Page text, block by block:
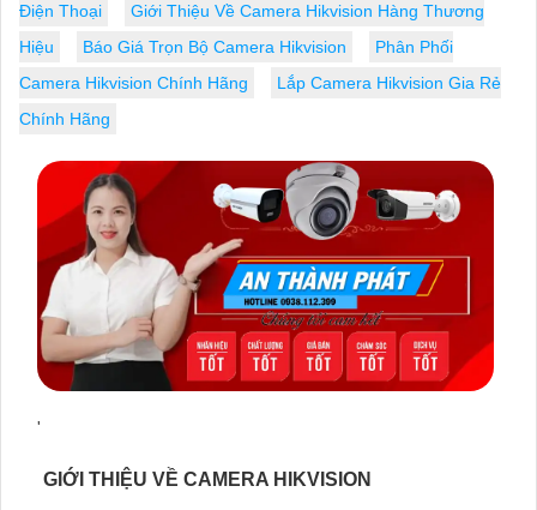
Điện Thoại
Giới Thiệu Về Camera Hikvision Hàng Thương
Hiệu
Báo Giá Trọn Bộ Camera Hikvision
Phân Phối
Camera Hikvision Chính Hãng
Lắp Camera Hikvision Gia Rẻ
Chính Hãng
'
GIỚI THIỆU VỀ CAMERA HIKVISION